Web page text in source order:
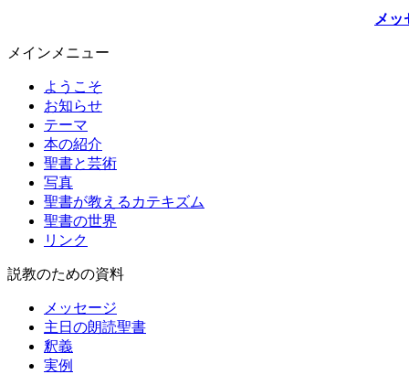
メッ
メインメニュー
ようこそ
お知らせ
テーマ
本の紹介
聖書と芸術
写真
聖書が教えるカテキズム
聖書の世界
リンク
説教のための資料
メッセージ
主日の朗読聖書
釈義
実例